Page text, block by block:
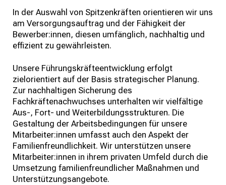
In der Auswahl von Spitzenkräften orientieren wir uns
am Versorgungsauftrag und der Fähigkeit der
Bewerber:innen, diesen umfänglich, nachhaltig und
effizient zu gewährleisten.
Unsere Führungskräfteentwicklung erfolgt
zielorientiert auf der Basis strategischer Planung.
Zur nachhaltigen Sicherung des
Fachkräftenachwuchses unterhalten wir vielfältige
Aus-, Fort- und Weiterbildungsstrukturen. Die
Gestaltung der Arbeitsbedingungen für unsere
Mitarbeiter:innen umfasst auch den Aspekt der
Familienfreundlichkeit. Wir unterstützen unsere
Mitarbeiter:innen in ihrem privaten Umfeld durch die
Umsetzung familienfreundlicher Maßnahmen und
Unterstützungsangebote.